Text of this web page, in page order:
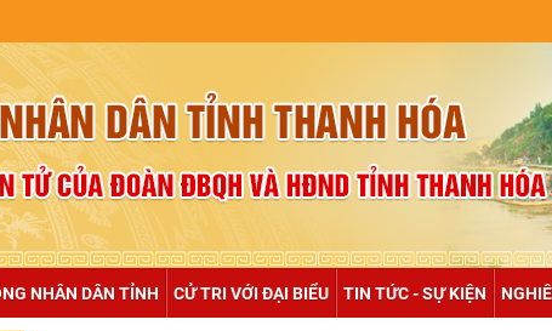
NHÂN DÂN TỈNH CỬ TRI VỚI ĐẠI BIỂU TIN TỨC - SỰ KIỆN